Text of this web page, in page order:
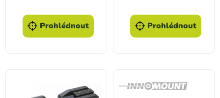
Prohlédnout Prohlédnout